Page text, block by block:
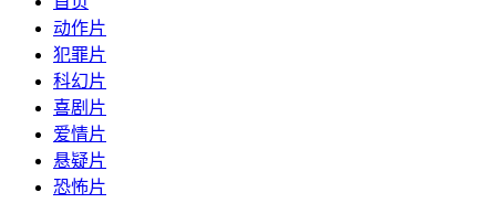
动作片
犯罪片
科幻片
喜剧片
爱情片
悬疑片
恐怖片